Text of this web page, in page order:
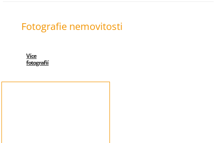
Fotografie nemovitosti
Více
fotografií